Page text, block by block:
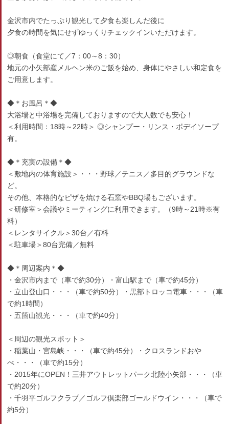
金沢市内でたっぷり観光して夕食も楽しんだ後に
夕食の時間を気にせずゆっくりチェックインいただけます。
◎朝食（食堂にて／7：00～8：30）
地元の小矢部産メルヘン米のご飯を始め、身体にやさしい和定食を
ご用意します。
◆＊お風呂＊◆
大浴場と中浴場を完備しておりますので大人数でも安心！
＜利用時間：18時～22時＞ ◎シャンプー・リンス・ボデイソープ
有。
◆＊充実の設備＊◆
＜敷地内の体育施設＞・・・野球／テニス／多目的グラウンドな
ど。
その他、本格的なピザを焼ける石窯やBBQ場もございます。
＜研修室＞会議やミーティングに利用できます。（9時～21時※有
料）
＜レンタサイクル＞30台／有料
＜駐車場＞80台完備／無料
◆＊周辺案内＊◆
・金沢市内まで（車で約30分）・富山駅まで（車で約45分）
・立山登山口・・・（車で約50分）・黒部トロッコ電車・・・（車
で約1時間）
・五箇山観光・・・（車で約40分）
＜周辺の観光スポット＞
・稲葉山・宮島峡・・・（車で約45分）・クロスランドおや
べ・・・（車で約15分）
・2015年にOPEN！三井アウトレットパーク北陸小矢部・・・（車
で約20分）
・千羽平ゴルフクラブ／ゴルフ倶楽部ゴールドウイン・・・（車で
約5分）